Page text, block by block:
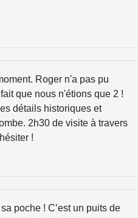
Roger n'a pas pu
que nous n'étions que 2 !
détails historiques et
2h30 de visite à travers
!
poche ! C’est un puits de